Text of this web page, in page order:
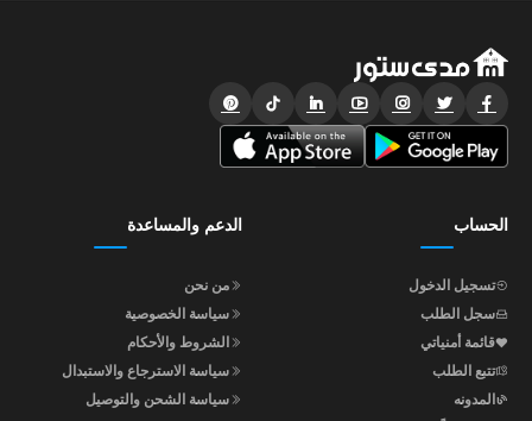
الحساب
تسجيل الدخول
سجل الطلب
قائمة أمنياتي
تتبع الطلب
المدونه
الدعم والمساعدة
من نحن
سياسة الخصوصية
الشروط والأحكام
سياسة الاسترجاع والاستبدال
سياسة الشحن والتوصيل